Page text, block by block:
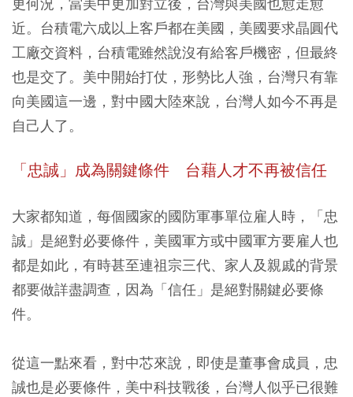
近。台積電六成以上客戶都在美國，美國要求晶圓代
工廠交資料，台積電雖然說沒有給客戶機密，但最終
也是交了。美中開始打仗，形勢比人強，台灣只有靠
向美國這一邊，對中國大陸來說，台灣人如今不再是
自己人了。
「忠誠」成為關鍵條件 台藉人才不再被信任
大家都知道，每個國家的國防軍事單位雇人時，「忠
誠」是絕對必要條件，美國軍方或中國軍方要雇人也
都是如此，有時甚至連祖宗三代、家人及親戚的背景
都要做詳盡調查，因為「信任」是絕對關鍵必要條
件。
從這一點來看，對中芯來說，即使是董事會成員，忠
誠也是必要條件，美中科技戰後，台灣人似乎已很難